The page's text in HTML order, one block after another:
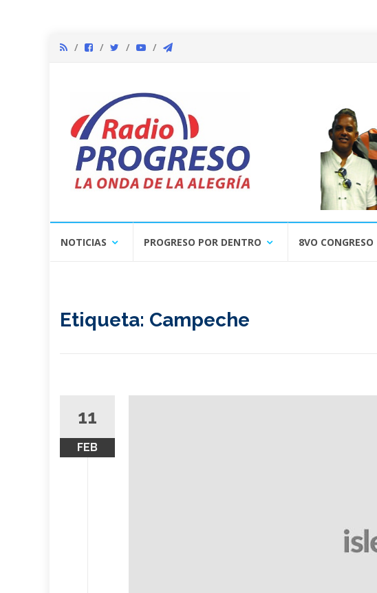
NOTICIAS PROGRESO POR DENTRO 8VO CONGRESO
Etiqueta: Campeche
11
FEB